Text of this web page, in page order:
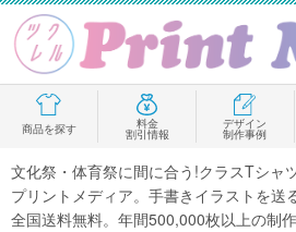
商品を探す 料金
割引情報
デザイン
制作事例
文化祭・体育祭に間に合う!クラスTシャ
プリントメディア。手書きイラストを送
全国送料無料。年間500,000枚以上の制作